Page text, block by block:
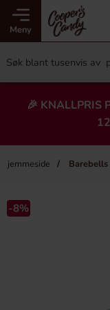
Meny
🎉 KNALLPRIS
Hjemmeside
-8%